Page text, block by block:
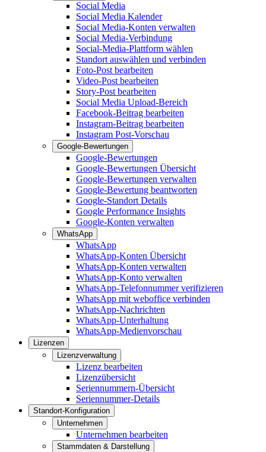
Social Media
Social Media Kalender
Social Media-Konten verwalten
Social Media-Verbindung
Social-Media-Plattform wählen
Standort auswählen und verbinden
Foto-Post bearbeiten
Video-Post bearbeiten
Story-Post bearbeiten
Social Media Upload-Bereich
Facebook-Beitrag bearbeiten
Instagram-Beitrag bearbeiten
Instagram Post-Vorschau
Google-Bewertungen
Google-Bewertungen
Google-Bewertungen Übersicht
Google-Bewertungen verwalten
Google-Bewertung beantworten
Google-Standort Details
Google Performance Insights
Google-Konten verwalten
WhatsApp
WhatsApp
WhatsApp-Konten Übersicht
WhatsApp-Konten verwalten
WhatsApp-Konto verwalten
WhatsApp-Telefonnummer verifizieren
WhatsApp mit weboffice verbinden
WhatsApp-Nachrichten
WhatsApp-Unterhaltung
WhatsApp-Medienvorschau
Lizenzen
Lizenzverwaltung
Lizenz bearbeiten
Lizenzübersicht
Seriennummern-Übersicht
Seriennummer-Details
Standort-Konfiguration
Unternehmen
Unternehmen bearbeiten
Stammdaten & Darstellung